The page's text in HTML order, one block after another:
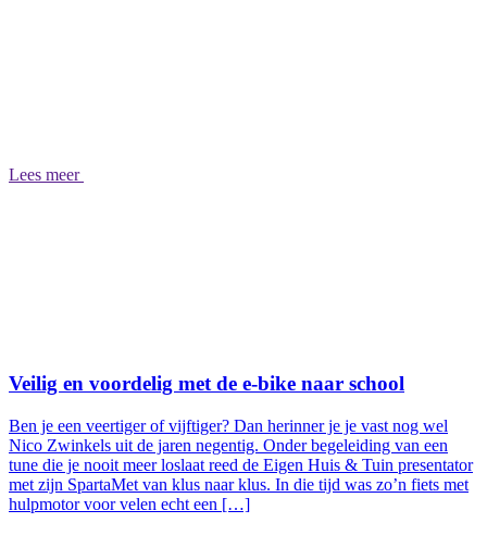
Lees meer
Veilig en voordelig met de e-bike naar school
Ben je een veertiger of vijftiger? Dan herinner je je vast nog wel
Nico Zwinkels uit de jaren negentig. Onder begeleiding van een
tune die je nooit meer loslaat reed de Eigen Huis & Tuin presentator
met zijn SpartaMet van klus naar klus. In die tijd was zo’n fiets met
hulpmotor voor velen echt een […]